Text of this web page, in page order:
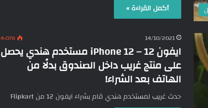
أكمل القراءة »
14/10/2021 4٬076
ايفون 12 – iPhone 12 مستخدم هندي يحصل
على منتج غريب داخل الصندوق بدلًا من
الهاتف بعد الشراء!
حدث غريب لمستخدم هندي قام بشراء ايفون 12 من Flipkart